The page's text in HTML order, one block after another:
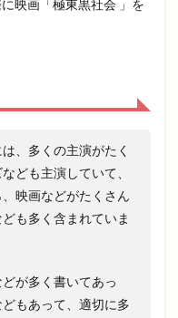
映画「極東黒社会 」を
、多くの主演がたく
ども主演していて、
映画などがたくさん
も多く含まれていま
が多く書いてあっ
もあって、適切に多